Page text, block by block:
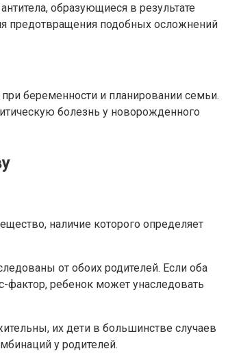
образующиеся в результате
предотвращения подобных осложнений
беременности и планировании семьи.
болезнь у новорожденного
наличие которого определяет
от обоих родителей. Если оба
фактор, ребенок может унаследовать
их дети в большинстве случаев
у родителей.